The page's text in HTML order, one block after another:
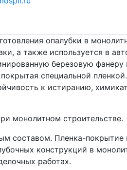
опалубки в
а также используется в
березовую фанеру
специальной
к истиранию,
монолитном строительстве.
составом. Пленка-покрытие
конструкций в
работах.